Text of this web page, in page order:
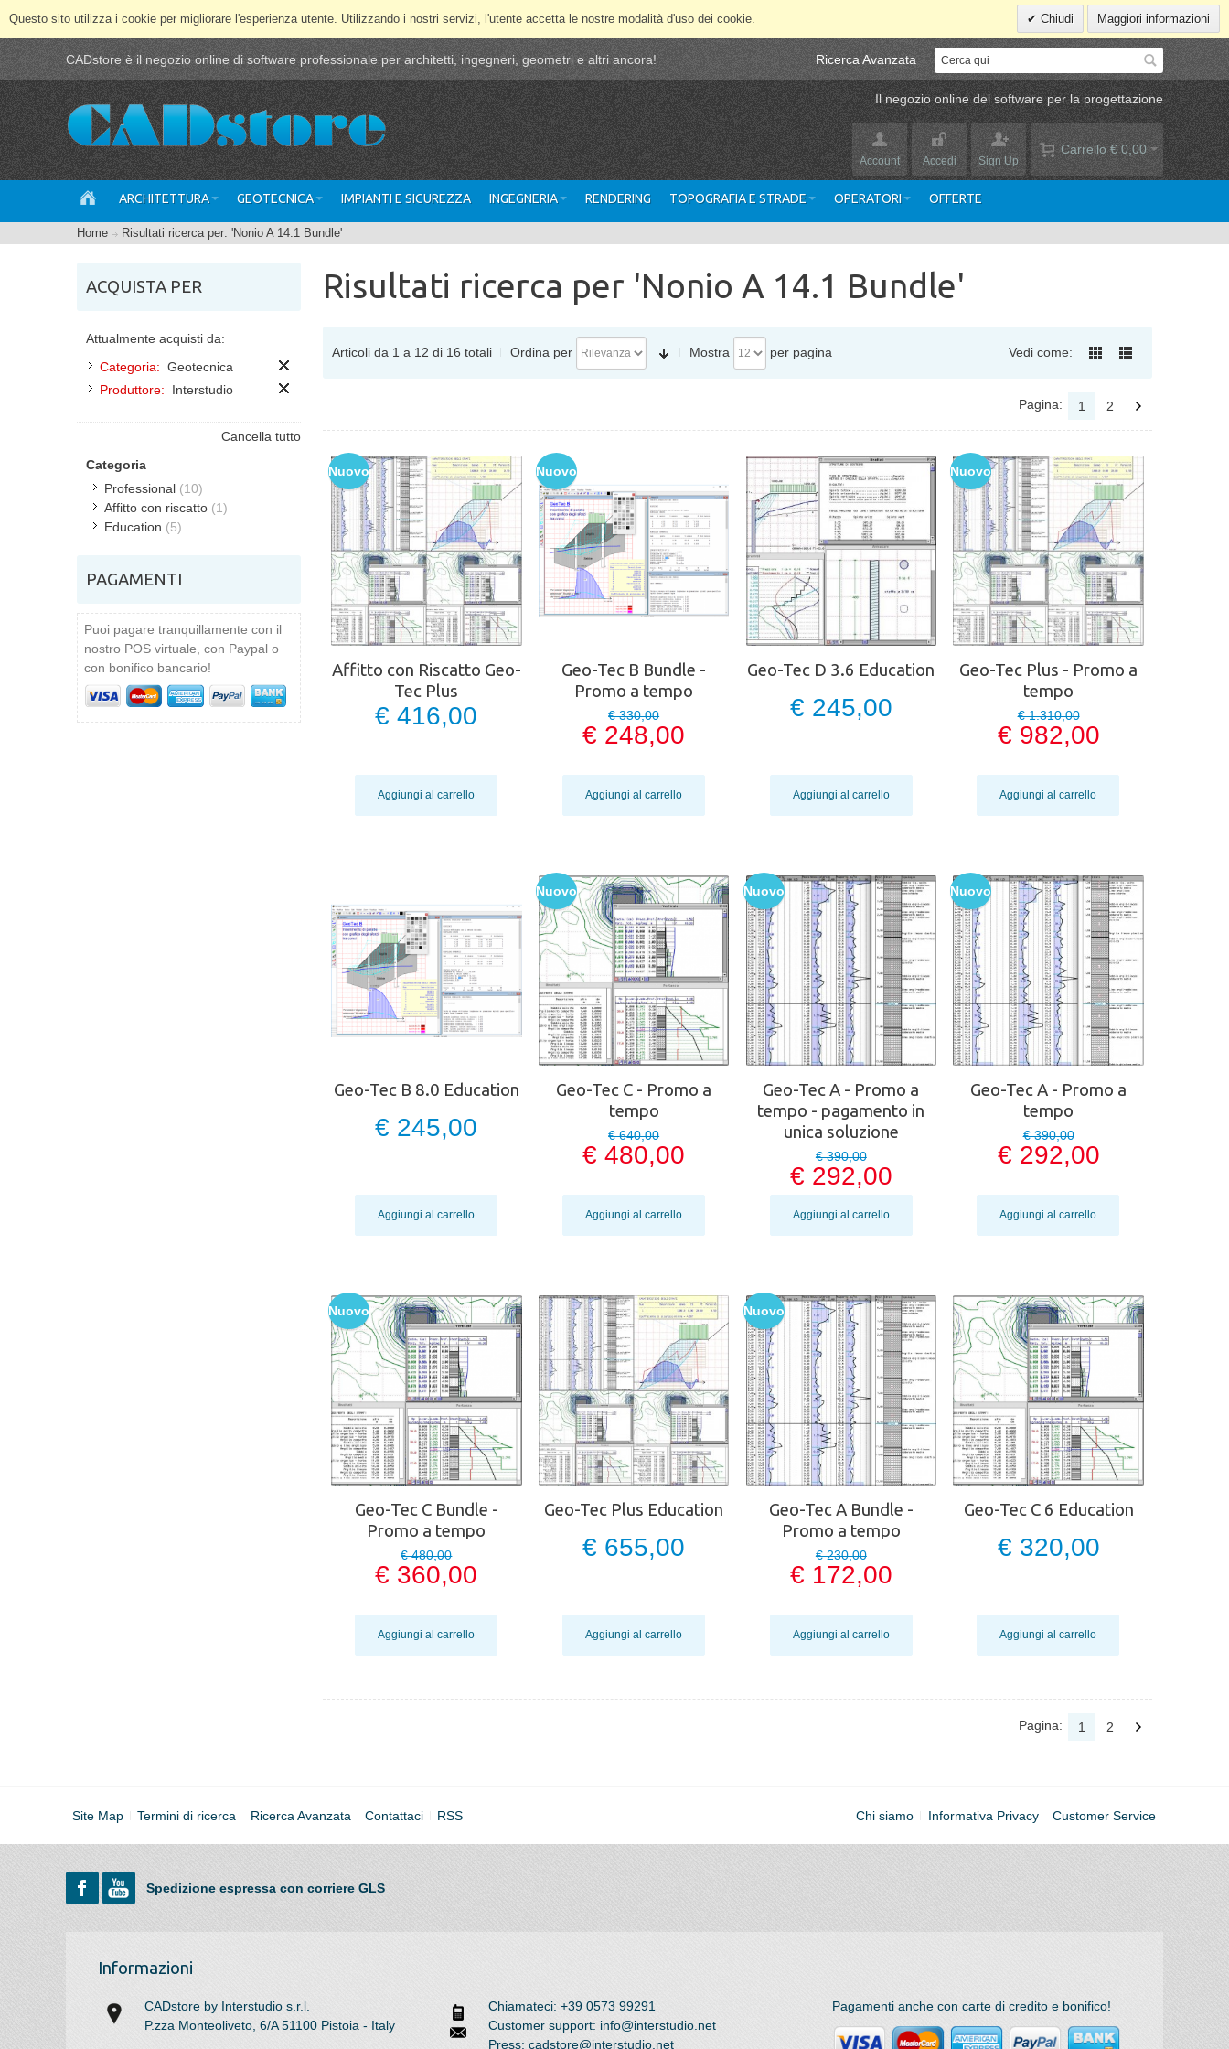
Questo sito utilizza i cookie per migliorare l'esperienza utente. Utilizzando i nostri servizi, l'utente accetta le nostre modalità d'uso dei cookie. Chiudi Maggiori informazioni
CADstore è il negozio online di software professionale per architetti, ingegneri, geometri e altri ancora! Ricerca Avanzata
Il negozio online del software per la progettazione
Carrello € 0,00
Account Accedi Sign Up
ARCHITETTURA GEOTECNICA IMPIANTI E SICUREZZA INGEGNERIA RENDERING TOPOGRAFIA E STRADE OPERATORI OFFERTE
Home Risultati ricerca per: 'Nonio A 14.1 Bundle'
Risultati ricerca per 'Nonio A 14.1 Bundle'
Articoli da 1 a 12 di 16 totali Ordina per Mostra per pagina Vedi come:
Pagina: 1 2
Nuovo
Affitto con Riscatto Geo-
Tec Plus
€ 416,00
Aggiungi al carrello
Nuovo
Geo-Tec B Bundle -
Promo a tempo
€ 330,00
€ 248,00
Aggiungi al carrello
Geo-Tec D 3.6 Education
€ 245,00
Aggiungi al carrello
Nuovo
Geo-Tec Plus - Promo a
tempo
€ 1.310,00
€ 982,00
Aggiungi al carrello
Geo-Tec B 8.0 Education
€ 245,00
Aggiungi al carrello
Nuovo
Geo-Tec C - Promo a
tempo
€ 640,00
€ 480,00
Aggiungi al carrello
Nuovo
Geo-Tec A - Promo a
tempo - pagamento in
unica soluzione
€ 390,00
€ 292,00
Aggiungi al carrello
Nuovo
Geo-Tec A - Promo a
tempo
€ 390,00
€ 292,00
Aggiungi al carrello
Nuovo
Geo-Tec C Bundle -
Promo a tempo
€ 480,00
€ 360,00
Aggiungi al carrello
Geo-Tec Plus Education
€ 655,00
Aggiungi al carrello
Nuovo
Geo-Tec A Bundle -
Promo a tempo
€ 230,00
€ 172,00
Aggiungi al carrello
Geo-Tec C 6 Education
€ 320,00
Aggiungi al carrello
Pagina: 1 2
ACQUISTA PER
Attualmente acquisti da:
Categoria: Geotecnica
Produttore:
Interstudio
Cancella tutto
Categoria
Professional (10)
Affitto con riscatto (1)
Education (5)
PAGAMENTI
Puoi pagare tranquillamente con il
nostro POS virtuale, con Paypal o
con bonifico bancario!
Site Map Termini di ricerca Ricerca Avanzata Contattaci RSS Chi siamo Informativa Privacy Customer Service
Spedizione espressa con corriere GLS
Informazioni
CADstore by Interstudio s.r.l.
P.zza Monteoliveto, 6/A 51100 Pistoia - Italy
Chiamateci: +39 0573 99291
Customer support: info@interstudio.net
Press: cadstore@interstudio.net
Pagamenti anche con carte di credito e bonifico!